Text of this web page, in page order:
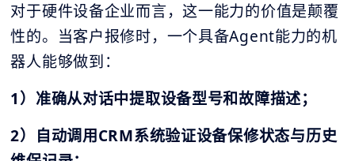
对于硬件设备企业而言，这一能力的价值是颠覆
性的。当客户报修时，一个具备Agent能力的机
器人能够做到：
1）准确从对话中提取设备型号和故障描述；
2）自动调用CRM系统验证设备保修状态与历史